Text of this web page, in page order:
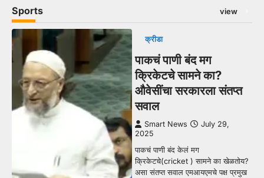
Sports view
क्रीडा
पाकचं पाणी बंद मग
क्रिकेटचे सामने का?
औवेसींचा सरकारला संतप्त
सवाल
Smart News
July 29,
2025
पाकचं पाणी बंद केलं मग
क्रिकेटचे(cricket ) सामने का खेळतोय?
असा संतप्त सवाल एमआयएमचे पक्ष प्रमुख